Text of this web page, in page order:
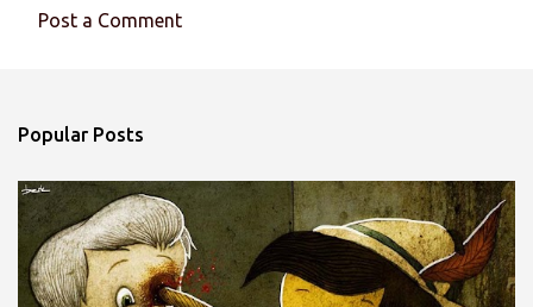
m
e
n
t
s
Post a Comment
Popular Posts